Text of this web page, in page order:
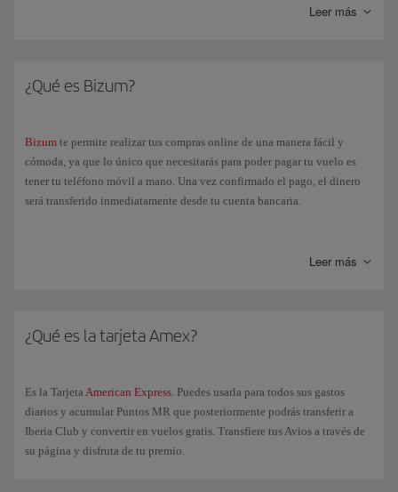
Leer más
¿Qué es Bizum?
Bizum te permite realizar tus compras online de una manera fácil y
cómoda, ya que lo único que necesitarás para poder pagar tu vuelo es
tener tu teléfono móvil a mano. Una vez confirmado el pago, el dinero
será transferido inmediatamente desde tu cuenta bancaria.
para que introduzcas tu número de teléfono. A continuación, recibirás
Leer más
¿Qué es la tarjeta Amex?
Es la Tarjeta American Express. Puedes usarla para todos sus gastos
diarios y acumular Puntos MR que posteriormente podrás transferir a
Iberia Club y convertir en vuelos gratis. Transfiere tus Avios a través de
su página y disfruta de tu premio.